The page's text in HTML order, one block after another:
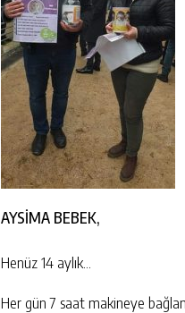
AYSİMA BEBEK,
Henüz 14 aylık…
Her gün 7 saat makineye